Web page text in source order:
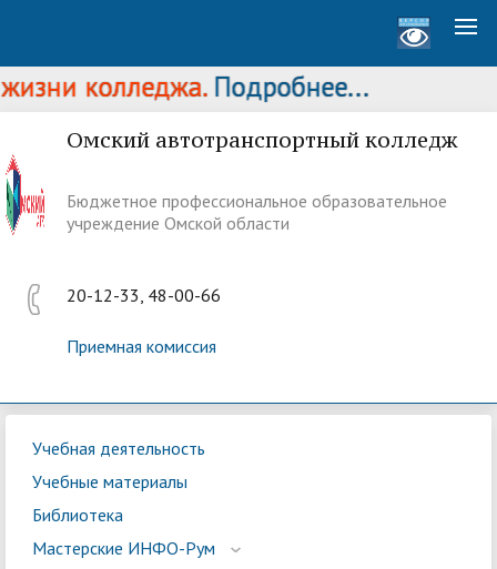
колледжа.Подробнее...
Омский автотранспортный колледж
Бюджетное профессиональное образовательное
учреждение Омской области
20-12-33, 48-00-66
Приемная комиссия
Учебная деятельность
Учебные материалы
Библиотека
Мастерские ИНФО-Рум